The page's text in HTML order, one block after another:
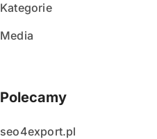
Kategorie
Media
Polecamy
seo4export.pl